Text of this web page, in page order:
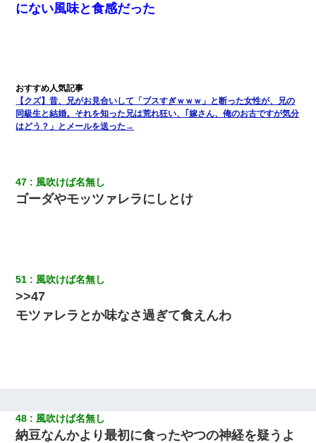
にない風味と食感だった
【クズ】昔、兄がお見合いして「ブスすぎｗｗｗ」と断った女性が、兄の
同級生と結婚。それを知った兄は荒れ狂い、｢嫁さん、俺のお古ですが気分
はどう？」とメールを送った→
47 風吹けば名無し
ゴーダやモッツァレラにしとけ
51 風吹けば名無し
>>47
モツァレラとか味なさ過ぎて食えんわ
48 風吹けば名無し
納豆なんかより最初に食ったやつの神経を疑うよ